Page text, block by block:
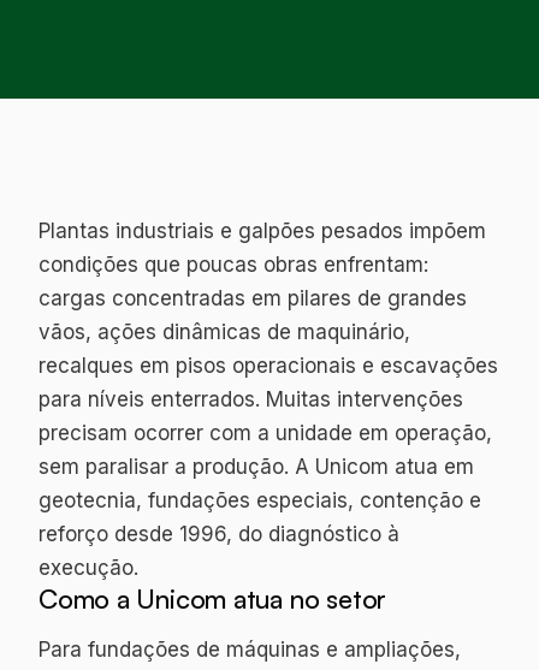
Plantas industriais e galpões pesados impõem
condições que poucas obras enfrentam:
cargas concentradas em pilares de grandes
vãos, ações dinâmicas de maquinário,
recalques em pisos operacionais e escavações
para níveis enterrados. Muitas intervenções
precisam ocorrer com a unidade em operação,
sem paralisar a produção. A Unicom atua em
geotecnia, fundações especiais, contenção e
reforço desde 1996, do diagnóstico à
execução.
Como a Unicom atua no setor
Para fundações de máquinas e ampliações,